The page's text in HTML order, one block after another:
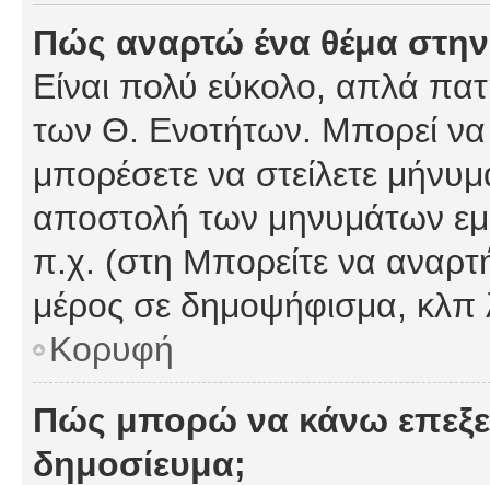
Πώς αναρτώ ένα θέμα
Είναι πολύ εύκολο, απλά
των Θ. Ενοτήτων. Μπορεί να
μπορέσετε να στείλετε
αποστολή των μηνυμάτων
π.χ. (στη Μπορείτε να
μέρος σε δημοψήφισμα, κλπ
Κορυφή
Πώς μπορώ να κάνω
δημοσίευμα;